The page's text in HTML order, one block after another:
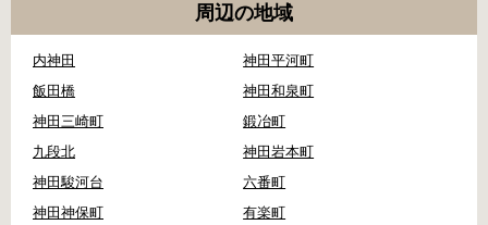
周辺の地域
内神田
神田平河町
飯田橋
神田和泉町
神田三崎町
鍛冶町
九段北
神田岩本町
神田駿河台
六番町
神田神保町
有楽町